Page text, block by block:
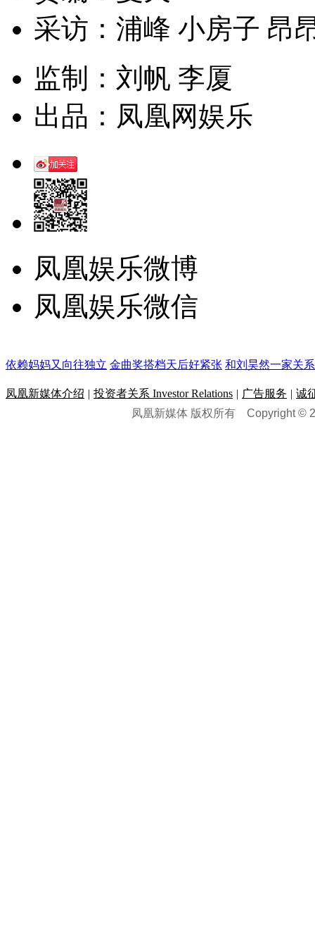
采访：浦峰 小房子 昂
监制：刘帆 李厦
出品：凤凰网娱乐
凤凰娱乐微博
凤凰娱乐微信
依赖妈妈又向往独立 金曲奖搭档天后好紧张 和刘昊然一家关
凤凰新媒体介绍 | 投资者关系 Investor Relations | 广告服务 | 诚
凤凰新媒体 版权所有 Copyright ©